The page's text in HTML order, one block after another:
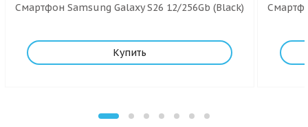
Смартфон Samsung Galaxy S26 12/256Gb (Black)
Купить